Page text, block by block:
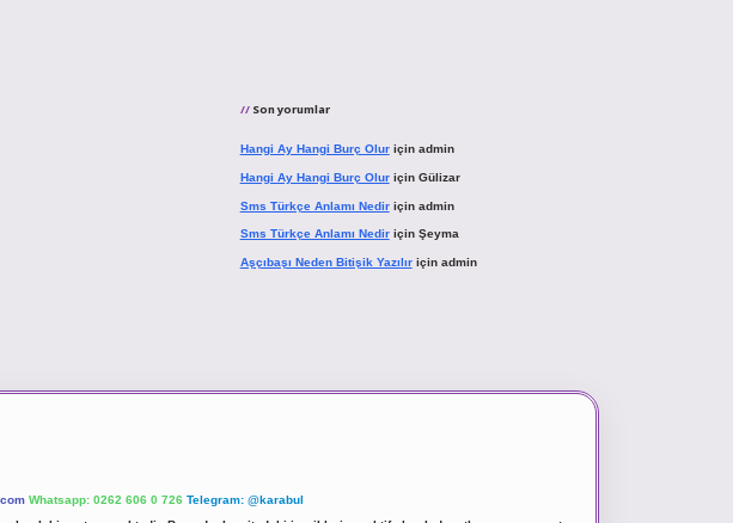
Son yorumlar
Hangi Ay Hangi Burç Oluriçin admin
Hangi Ay Hangi Burç Oluriçin Gülizar
Sms Türkçe Anlamı Nediriçin admin
Sms Türkçe Anlamı Nediriçin Şeyma
Aşçıbaşı Neden Bitişik Yazılıriçin admin
Whatsapp: 0262 606 0 726 Telegram: @karabul